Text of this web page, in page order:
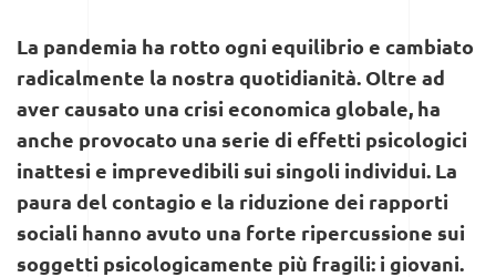
La pandemia ha rotto ogni equilibrio e cambiato
radicalmente la nostra quotidianità. Oltre ad
aver causato una crisi economica globale, ha
anche provocato una serie di effetti psicologici
inattesi e imprevedibili sui singoli individui. La
paura del contagio e la riduzione dei rapporti
sociali hanno avuto una forte ripercussione sui
soggetti psicologicamente più fragili: i giovani.